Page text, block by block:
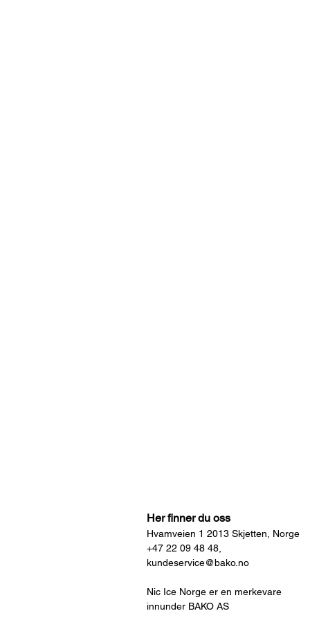
Her finner du oss
Hvamveien 1 2013 Skjetten, Norge
+47 22 09 48 48,
kundeservice@bako.no
Nic Ice Norge er en merkevare
innunder BAKO AS